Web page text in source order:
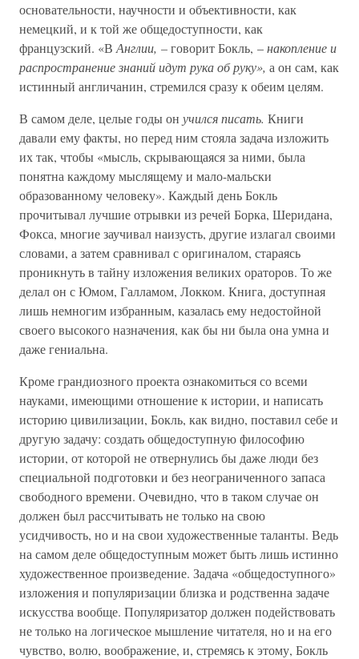
основательности, научности и объективности, как
немецкий, и к той же общедоступности, как
французский. «В Англии, –говорит Бокль, –накопление и
распространение знаний идут рука об руку», а он сам, как
истинный англичанин, стремился сразу к обеим целям.
В самом деле, целые годы он учился писать. Книги
давали ему факты, но перед ним стояла задача изложить
их так, чтобы «мысль, скрывающаяся за ними, была
понятна каждому мыслящему и мало-мальски
образованному человеку». Каждый день Бокль
прочитывал лучшие отрывки из речей Борка, Шеридана,
Фокса, многие заучивал наизусть, другие излагал своими
словами, а затем сравнивал с оригиналом, стараясь
проникнуть в тайну изложения великих ораторов. То же
делал он с Юмом, Галламом, Локком. Книга, доступная
лишь немногим избранным, казалась ему недостойной
своего высокого назначения, как бы ни была она умна и
даже гениальна.
Кроме грандиозного проекта ознакомиться со всеми
науками, имеющими отношение к истории, и написать
историю цивилизации, Бокль, как видно, поставил себе и
другую задачу: создать общедоступную философию
истории, от которой не отвернулись бы даже люди без
специальной подготовки и без неограниченного запаса
свободного времени. Очевидно, что в таком случае он
должен был рассчитывать не только на свою
усидчивость, но и на свои художественные таланты. Ведь
на самом деле общедоступным может быть лишь истинно
художественное произведение. Задача «общедоступного»
изложения и популяризации близка и родственна задаче
искусства вообще. Популяризатор должен подействовать
не только на логическое мышление читателя, но и на его
чувство, волю, воображение, и, стремясь к этому, Бокль